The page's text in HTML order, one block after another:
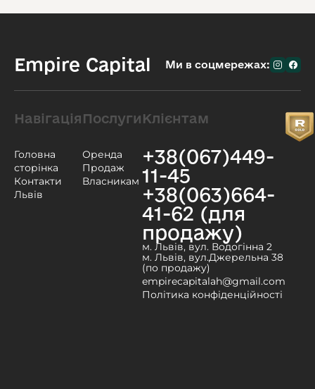
Empire Capital Ми в соцмережах:
Навігація
Головна
сторінка
Контакти
Львів
Послуги
Оренда
Продаж
Власникам
Клієнтам
+38(067)449-
11-45
+38(063)664-
41-62 (для
продажу)
м. Львів, вул. Водогінна 2
м. Львів, вул.Джерельна 38
(по продажу)
empirecapitalah@gmail.com
Політика конфіденційності